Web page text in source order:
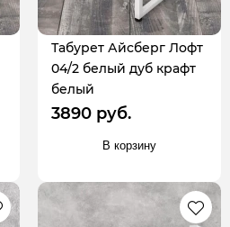
Табурет Айсберг Лофт
04/2 белый дуб крафт
белый
3890 руб.
В корзину